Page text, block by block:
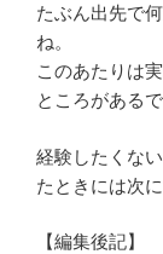
たぶん出先で
ね。
このあたりは
ところがあるで
経験したくな
たときには次
【編集後記】